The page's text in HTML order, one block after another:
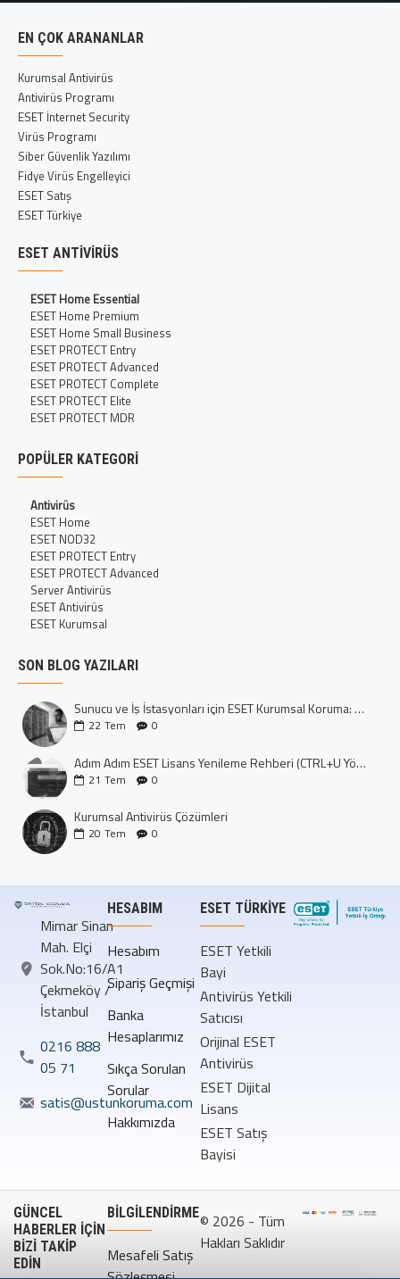
EN ÇOK ARANANLAR
Kurumsal Antivirüs
Antivirüs Programı
ESET İnternet Security
Virüs Programı
Siber Güvenlik Yazılımı
Fidye Virüs Engelleyici
ESET Satış
ESET Türkiye
ESET ANTIVIRÜS
ESET Home Essential
ESET Home Premium
ESET Home Small Business
ESET PROTECT Entry
ESET PROTECT Advanced
ESET PROTECT Complete
ESET PROTECT Elite
ESET PROTECT MDR
POPÜLER KATEGORI
Antivirüs
ESET Home
ESET NOD32
ESET PROTECT Entry
ESET PROTECT Advanced
Server Antivirüs
ESET Antivirüs
ESET Kurumsal
SON BLOG YAZILARI
Sunucu ve İş İstasyonları için ESET Kurumsal Koruma: Dijital Kalenizi İnşa Edin
22 Tem 0
Adım Adım ESET Lisans Yenileme Rehberi (CTRL+U Yöntemi)
21 Tem 0
Kurumsal Antivirüs Çözümleri
20 Tem 0
Mimar Sinan
Mah. Elçi
Sok.No:16/A1
Çekmeköy /
İstanbul
0216 888
05 71
satis@ustunkoruma.com
HESABIM
Hesabım
Sipariş Geçmişi
Banka
Hesaplarımız
Sıkça Sorulan
Sorular
Hakkımızda
ESET TÜRKIYE
ESET Yetkili
Bayi
Antivirüs Yetkili
Satıcısı
Orijinal ESET
Antivirüs
ESET Dijital
Lisans
ESET Satış
Bayisi
GÜNCEL
HABERLER İÇİN
BİZİ TAKİP
EDİN
BILGILENDIRME
Mesafeli Satış
© 2026 - Tüm
Hakları Saklıdır